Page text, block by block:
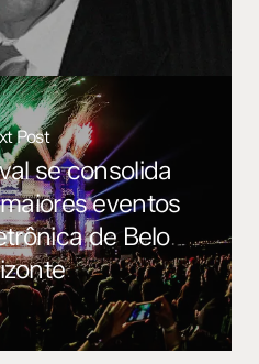
Post
se consolida
eventos
de Belo